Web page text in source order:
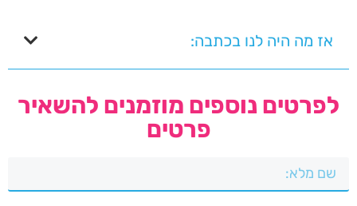
אז מה היה לנו בכתבה:
לפרטים נוספים מוזמנים להשאיר
פרטים